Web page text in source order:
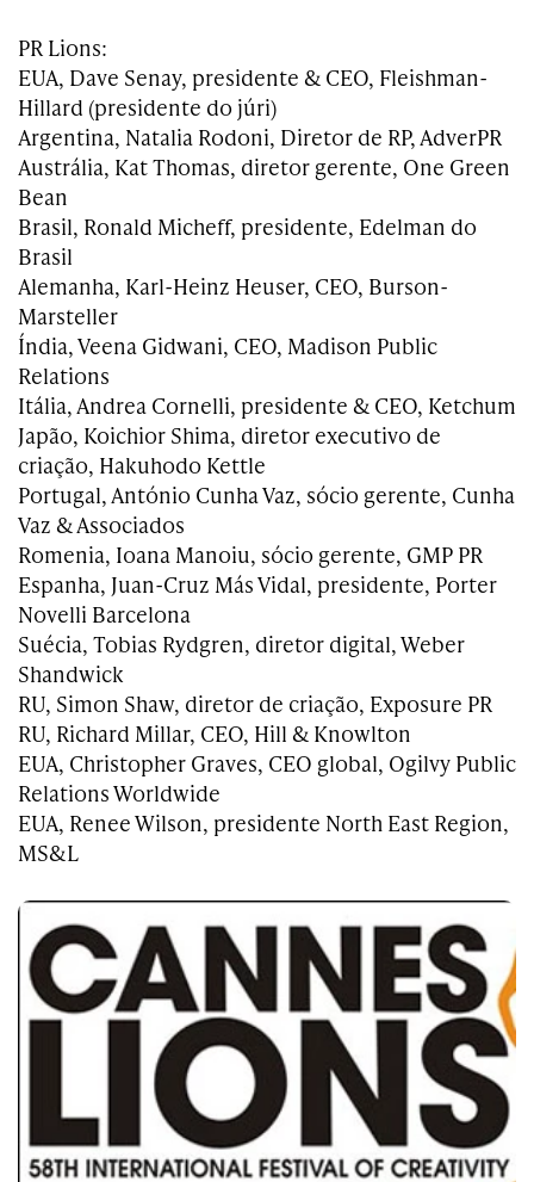
PR Lions:
EUA, Dave Senay, presidente & CEO, Fleishman-
Hillard (presidente do júri)
Argentina, Natalia Rodoni, Diretor de RP, AdverPR
Austrália, Kat Thomas, diretor gerente, One Green
Bean
Brasil, Ronald Micheff, presidente, Edelman do
Brasil
Alemanha, Karl-Heinz Heuser, CEO, Burson-
Marsteller
Índia, Veena Gidwani, CEO, Madison Public
Relations
Itália, Andrea Cornelli, presidente & CEO, Ketchum
Japão, Koichior Shima, diretor executivo de
criação, Hakuhodo Kettle
Portugal, António Cunha Vaz, sócio gerente, Cunha
Vaz & Associados
Romenia, Ioana Manoiu, sócio gerente, GMP PR
Espanha, Juan-Cruz Más Vidal, presidente, Porter
Novelli Barcelona
Suécia, Tobias Rydgren, diretor digital, Weber
Shandwick
RU, Simon Shaw, diretor de criação, Exposure PR
RU, Richard Millar, CEO, Hill & Knowlton
EUA, Christopher Graves, CEO global, Ogilvy Public
Relations Worldwide
EUA, Renee Wilson, presidente North East Region,
MS&L